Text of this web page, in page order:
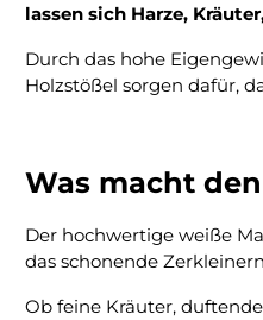
lassen sich Harze,
Durch das hohe
Holzstößel sorgen dafür,
Was macht
Der hochwertige weiße
das schonende
Ob feine Kräuter,